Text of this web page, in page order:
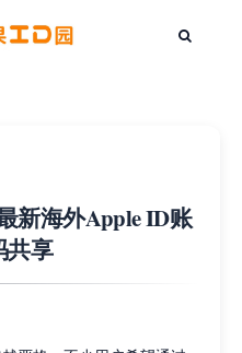
新海外Apple ID账
共享